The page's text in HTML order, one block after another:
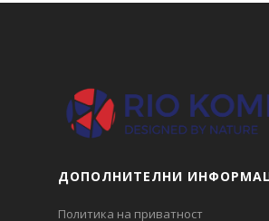
ДОПОЛНИТЕЛНИ
Политика на приватност